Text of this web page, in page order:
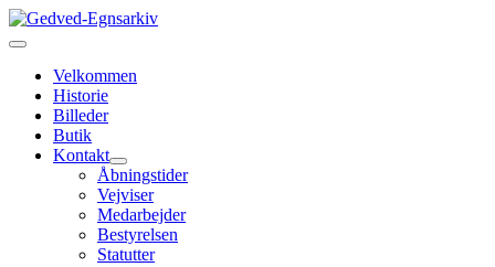
Velkommen
Historie
Billeder
Butik
Kontakt
Åbningstider
Vejviser
Medarbejder
Bestyrelsen
Statutter